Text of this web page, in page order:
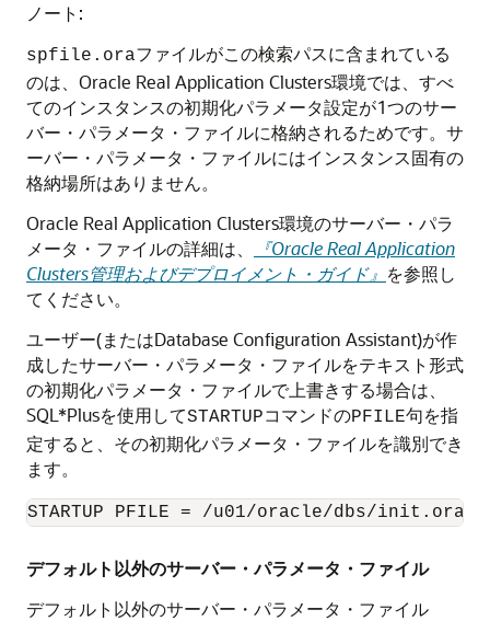
ノート:
spfile.oraファイルがこの検索パスに含まれている
のは、Oracle Real Application Clusters環境では、すべ
てのインスタンスの初期化パラメータ設定が1つのサー
バー・パラメータ・ファイルに格納されるためです。サ
ーバー・パラメータ・ファイルにはインスタンス固有の
格納場所はありません。
Oracle Real Application Clusters環境のサーバー・パラ
メータ・ファイルの詳細は、
『Oracle Real Application
Clusters管理およびデプロイメント・ガイド』 を参照し
てください。
ユーザー(またはDatabase Configuration Assistant)が作
成したサーバー・パラメータ・ファイルをテキスト形式
の初期化パラメータ・ファイルで上書きする場合は、
SQL*Plusを使用してSTARTUPコマンドのPFILE句を指
定すると、その初期化パラメータ・ファイルを識別でき
ます。
STARTUP PFILE = /u01/oracle/dbs/init.ora
デフォルト以外のサーバー・パラメータ・ファイル
デフォルト以外のサーバー・パラメータ・ファイル